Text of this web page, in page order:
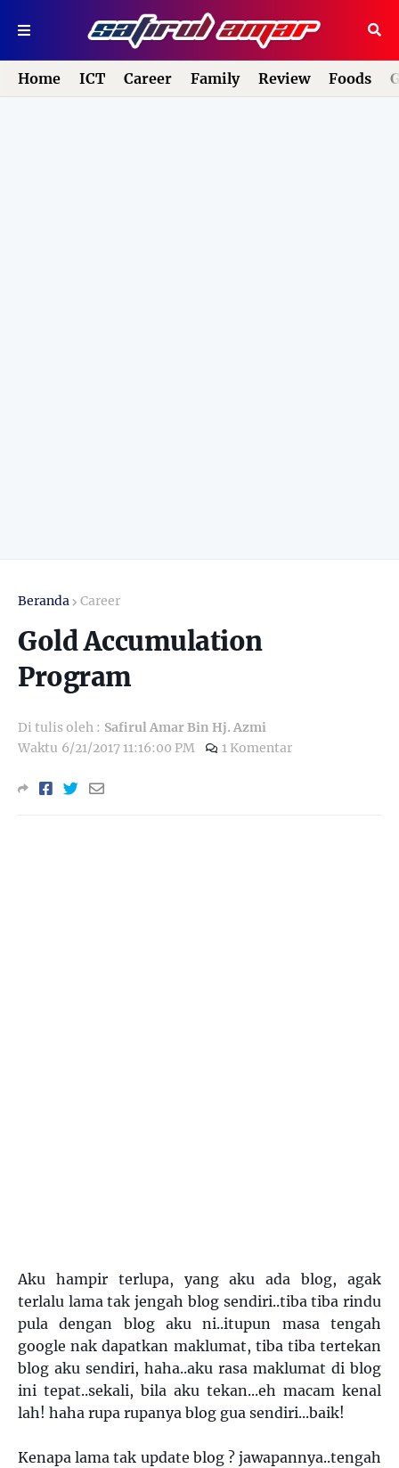
Home ICT Career Family Review Foods
Beranda Career
Gold Accumulation
Program
Di tulis oleh : Safirul Amar Bin Hj. Azmi
Waktu 6/21/2017 11:16:00 PM 1 Komentar
Aku hampir terlupa, yang aku ada blog, agak
terlalu lama tak jengah blog sendiri..tiba tiba rindu
pula dengan blog aku ni..itupun masa tengah
google nak dapatkan maklumat, tiba tiba tertekan
blog aku sendiri, haha..aku rasa maklumat di blog
ini tepat..sekali, bila aku tekan...eh macam kenal
lah! haha rupa rupanya blog gua sendiri...baik!
Kenapa lama tak update blog ? jawapannya..tengah